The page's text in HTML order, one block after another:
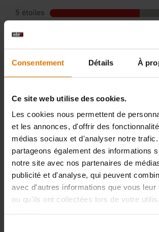
Consentement Détails À
Ce site web utilise des cookies.
Les cookies nous permettent de
et les annonces, d'offrir des
médias sociaux et d'analyser notre
partageons également des informations
notre site avec nos partenaires de
publicité et d'analyse, qui peuvent
avec d'autres informations que vous leur
ou qu'ils ont collectées lors de votre